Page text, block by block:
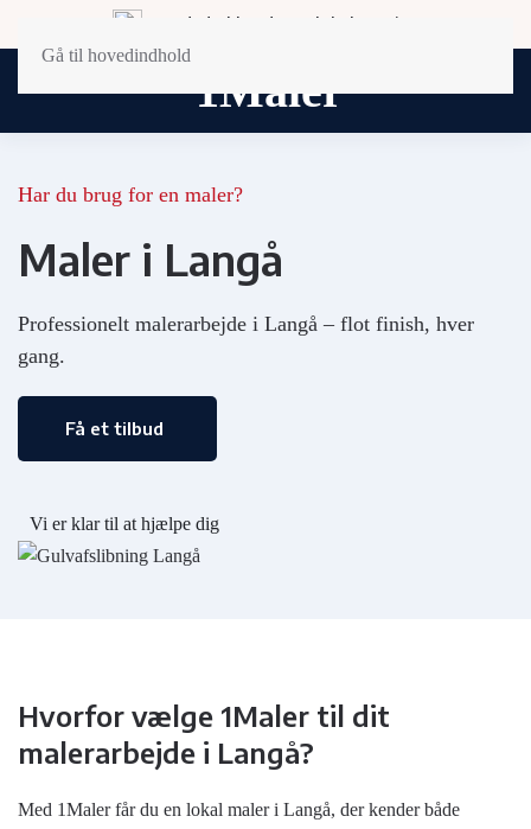
Gå til hovedindhold
Landsdækkende og lokal service
Har du brug for en maler?
Maler i Langå
Professionelt malerarbejde i Langå – flot finish, hver
gang.
Få et tilbud
Vi er klar til at hjælpe dig
Hvorfor vælge 1Maler til dit
malerarbejde i Langå?
Med 1Maler får du en lokal maler i Langå, der kender både